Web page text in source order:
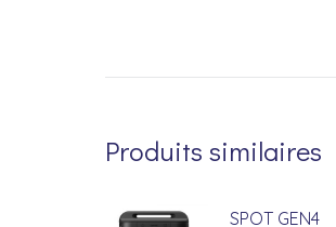
Produits similaires
SPOT GEN4